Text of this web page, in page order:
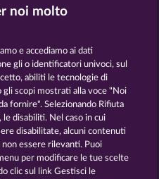
ROYAL SEVEN
FOREVER
DIAMONDS
i giochi
noi molto
e accediamo ai dati
gli o identificatori univoci, sul
abiliti le tecnologie di
scopi mostrati alla voce "Noi
fornire". Selezionando Rifiuta
disabiliti. Nel caso in cui
disabilitate, alcuni contenuti
essere rilevanti. Puoi
per modificare le tue scelte
clic sul link Gestisci le